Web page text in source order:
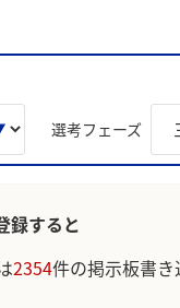
選考フェーズ
録すると
2354件の掲示板書